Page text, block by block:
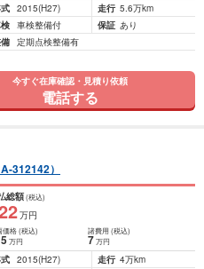
2015(H27) 走行 5.6万km
車検整備付 保証 あり
定期点検整備有
今すぐ在庫確認・見積り依頼
電話する
312142）
総額(税込)
万円
価格(税込)
万円
諸費用 (税込)
7 万円
2015(H27) 走行 4万km